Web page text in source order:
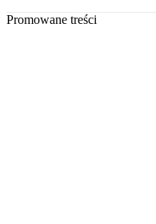
Promowane treści